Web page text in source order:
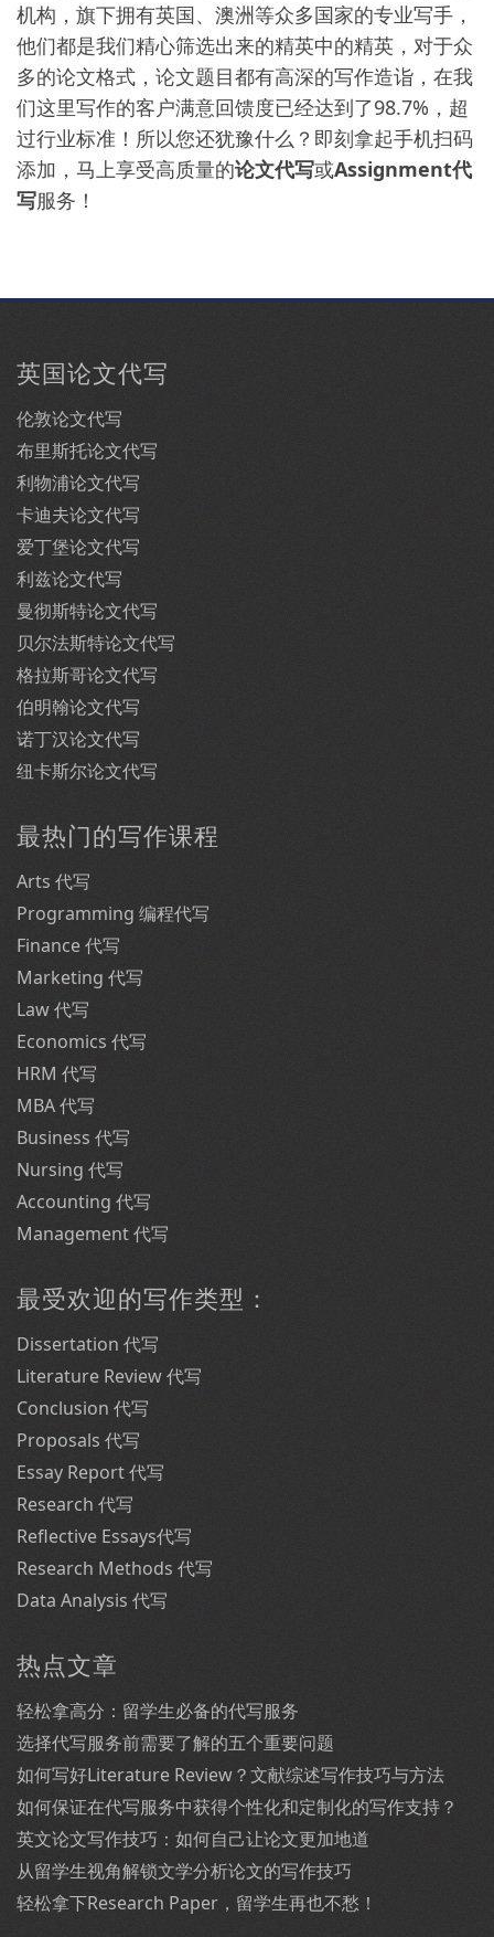
机构，旗下拥有英国、澳洲等众多国家的专业写手，
他们都是我们精心筛选出来的精英中的精英，对于众
多的论文格式，论文题目都有高深的写作造诣，在我
们这里写作的客户满意回馈度已经达到了98.7%，超
过行业标准！所以您还犹豫什么？即刻拿起手机扫码
添加，马上享受高质量的论文代写或Assignment代
写服务！
英国论文代写
伦敦论文代写
布里斯托论文代写
利物浦论文代写
卡迪夫论文代写
爱丁堡论文代写
利兹论文代写
曼彻斯特论文代写
贝尔法斯特论文代写
格拉斯哥论文代写
伯明翰论文代写
诺丁汉论文代写
纽卡斯尔论文代写
最热门的写作课程
Arts 代写
Programming 编程代写
Finance 代写
Marketing 代写
Law 代写
Economics 代写
HRM 代写
MBA 代写
Business 代写
Nursing 代写
Accounting 代写
Management 代写
最受欢迎的写作类型：
Dissertation 代写
Literature Review 代写
Conclusion 代写
Proposals 代写
Essay Report 代写
Research 代写
Reflective Essays代写
Research Methods 代写
Data Analysis 代写
热点文章
轻松拿高分：留学生必备的代写服务
选择代写服务前需要了解的五个重要问题
如何写好Literature Review？文献综述写作技巧与方法
如何保证在代写服务中获得个性化和定制化的写作支持？
英文论文写作技巧：如何自己让论文更加地道
从留学生视角解锁文学分析论文的写作技巧
轻松拿下Research Paper，留学生再也不愁！